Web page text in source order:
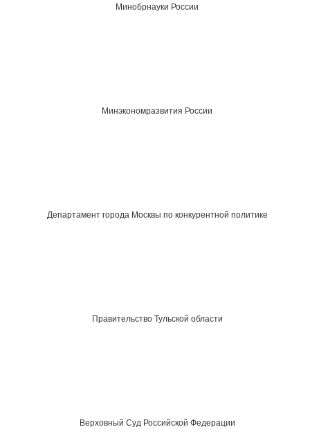
Минобрнауки России
Минэкономразвития России
Департамент города Москвы по конкурентной политике
Правительство Тульской области
Верховный Суд Российской Федерации